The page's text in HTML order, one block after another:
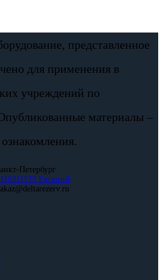
представленное
для применения в
учреждений по
материалы –
Петербург
Евгений